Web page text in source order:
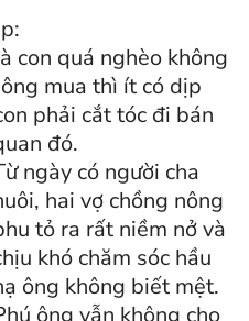
con quá nghèo không
mua thì ít có dịp
phải cắt tóc đi bán
đó.
ngày có người cha
hai vợ chồng nông
tỏ ra rất niềm nở và
khó chăm sóc hầu
ông không biết mệt.
ông vẫn không cho